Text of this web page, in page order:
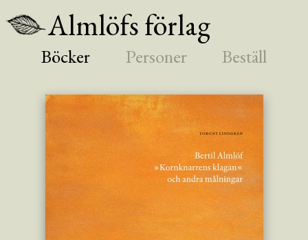
Almlöfs förlag
Böcker Personer Beställ